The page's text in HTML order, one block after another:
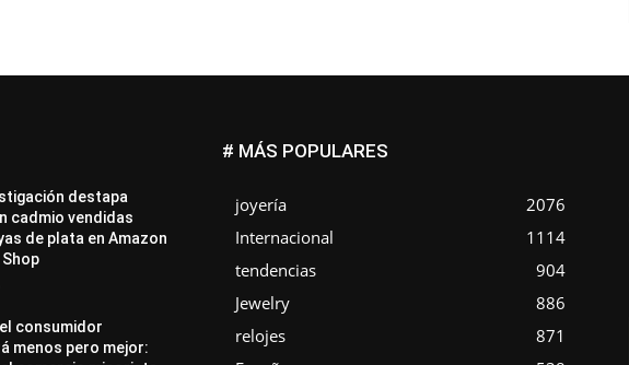
destapa
cadmio vendidas
de plata en Amazon
consumidor
menos pero mejor:
# MÁS POPULARES
joyería
2076
Internacional
1114
tendencias
904
Jewelry
886
relojes
871